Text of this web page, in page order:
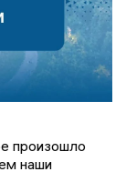
произошло
наши